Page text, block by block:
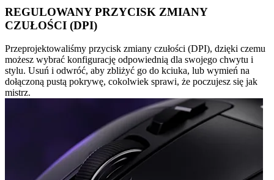
REGULOWANY PRZYCISK ZMIANY
CZUŁOŚCI (DPI)
Przeprojektowaliśmy przycisk zmiany czułości (DPI), dzięki czemu
możesz wybrać konfigurację odpowiednią dla swojego chwytu i
stylu. Usuń i odwróć, aby zbliżyć go do kciuka, lub wymień na
dołączoną pustą pokrywę, cokolwiek sprawi, że poczujesz się jak
mistrz.